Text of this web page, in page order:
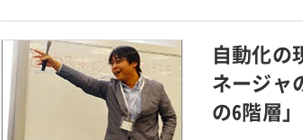
自動化の
ネージャ
の6階層